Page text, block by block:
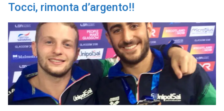
Tocci, rimonta d’argento!!